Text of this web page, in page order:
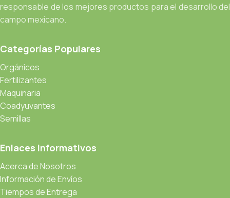
responsable de los mejores productos para el desarrollo del
campo mexicano.
Categorías Populares
Orgánicos
Fertilizantes
Maquinaria
Coadyuvantes
Semillas
Enlaces Informativos
Acerca de Nosotros
Información de Envíos
Tiempos de Entrega